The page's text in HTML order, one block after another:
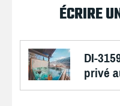
ÉCRIRE
DI-
privé